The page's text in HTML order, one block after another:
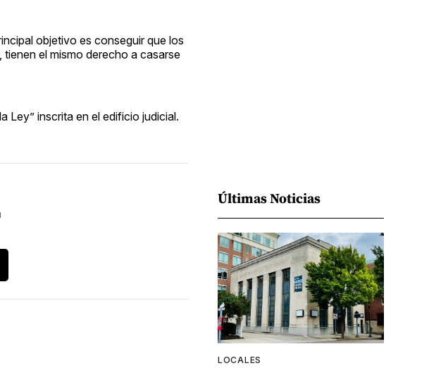
objetivo es conseguir que los
el mismo derecho a casarse
Ley” inscrita en el edificio judicial.
Últimas Noticias
LOCALES